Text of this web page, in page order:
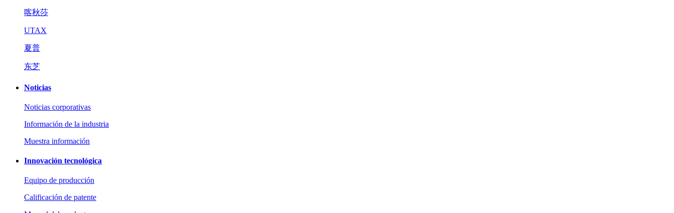
喀秋莎
UTAX
夏普
东芝
Noticias
Noticias corporativas
Información de la industria
Muestra información
Innovación tecnológica
Equipo de producción
Calificación de patente